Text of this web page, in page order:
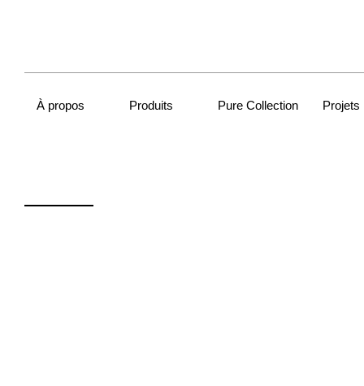
À propos Produits Pure Collection Projets